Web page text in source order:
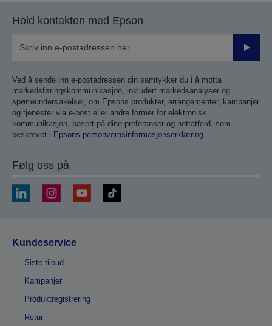
Hold kontakten med Epson
Send
Ved å sende inn e-postadressen din samtykker du i å motta
markedsføringskommunikasjon, inkludert markedsanalyser og
spørreundersøkelser, om Epsons produkter, arrangementer, kampanjer
og tjenester via e-post eller andre former for elektronisk
kommunikasjon, basert på dine preferanser og nettatferd, som
beskrevet i Epsons personvernsinformasjonserklæring.
Følg oss på
Kundeservice
Siste tilbud
Kampanjer
Produktregistrering
Retur